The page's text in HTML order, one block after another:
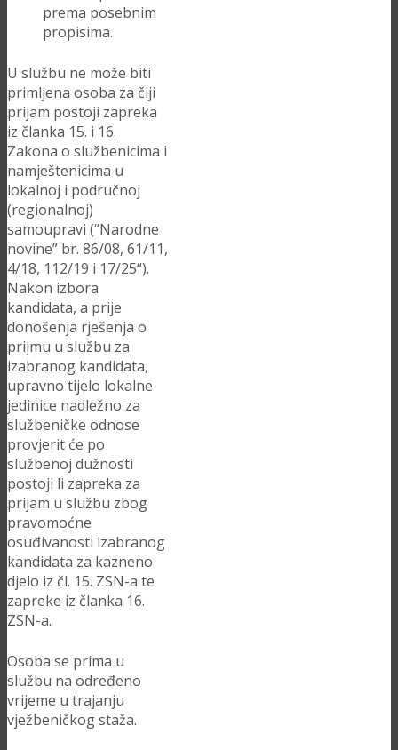
prema posebnim
propisima.
U službu ne može biti
primljena osoba za čiji
prijam postoji zapreka
iz članka 15. i 16.
Zakona o službenicima i
namještenicima u
lokalnoj i područnoj
(regionalnoj)
samoupravi (“Narodne
novine” br. 86/08, 61/11,
4/18, 112/19 i 17/25“).
Nakon izbora
kandidata, a prije
donošenja rješenja o
prijmu u službu za
izabranog kandidata,
upravno tijelo lokalne
jedinice nadležno za
službeničke odnose
provjerit će po
službenoj dužnosti
postoji li zapreka za
prijam u službu zbog
pravomoćne
osuđivanosti izabranog
kandidata za kazneno
djelo iz čl. 15. ZSN-a te
zapreke iz članka 16.
ZSN-a.
Osoba se prima u
službu na određeno
vrijeme u trajanju
vježbeničkog staža.